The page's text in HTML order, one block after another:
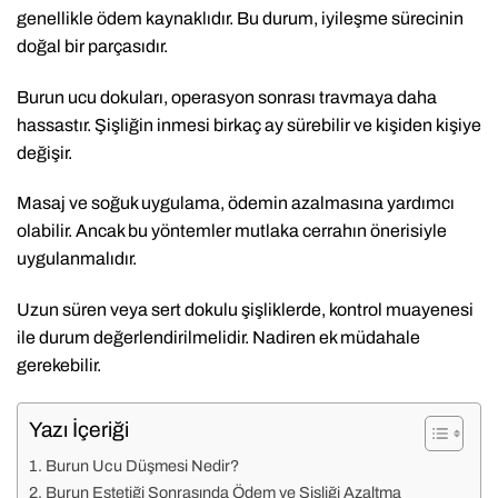
genellikle ödem kaynaklıdır. Bu durum, iyileşme sürecinin
doğal bir parçasıdır.
Burun ucu dokuları, operasyon sonrası travmaya daha
hassastır. Şişliğin inmesi birkaç ay sürebilir ve kişiden kişiye
değişir.
Masaj ve soğuk uygulama, ödemin azalmasına yardımcı
olabilir. Ancak bu yöntemler mutlaka cerrahın önerisiyle
uygulanmalıdır.
Uzun süren veya sert dokulu şişliklerde, kontrol muayenesi
ile durum değerlendirilmelidir. Nadiren ek müdahale
gerekebilir.
Yazı İçeriği
Burun Ucu Düşmesi Nedir?
Burun Estetiği Sonrasında Ödem ve Şişliği Azaltma